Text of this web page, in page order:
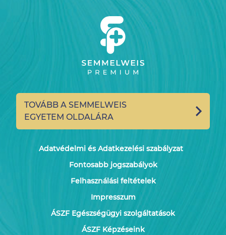
TOVÁBB A SEMMELWEIS
EGYETEM OLDALÁRA
Adatvédelmi és Adatkezelési szabályzat
Fontosabb jogszabályok
Felhasználási feltételek
Impresszum
ÁSZF Egészségügyi szolgáltatások
ÁSZF Képzéseink